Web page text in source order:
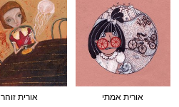
אורית אמתי אורית זוהר